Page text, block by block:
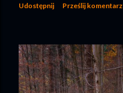
Udostępnij Prześlij komentarz